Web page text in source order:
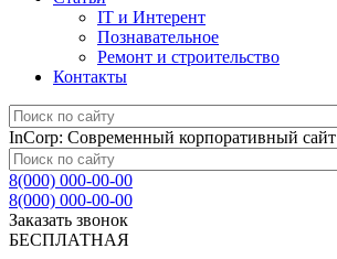
IT и Интерент
Познавательное
Ремонт и строительство
Контакты
InCorp: Современный корпоративный сайт
8(000) 000-00-00
8(000) 000-00-00
Заказать звонок
БЕСПЛАТНАЯ